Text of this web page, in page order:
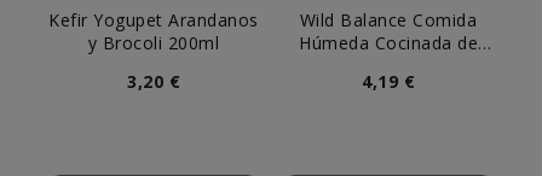
Kefir Yogupet Arandanos
y Brocoli 200ml
3,20 €
Wild Balance Comida
Húmeda Cocinada de
Perro
4,19 €